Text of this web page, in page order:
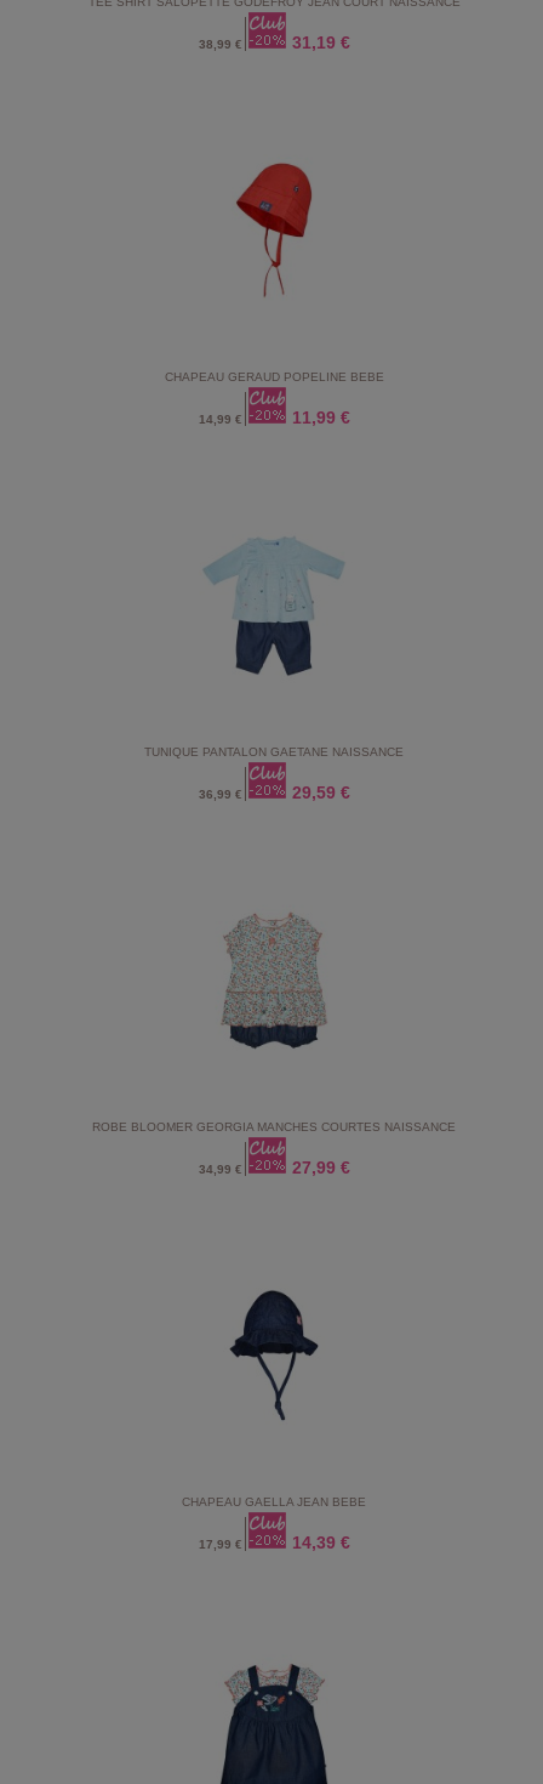
38,99 € 31,19 €
CHAPEAU GERAUD POPELINE BEBE
14,99 € 11,99 €
TUNIQUE PANTALON GAETANE NAISSANCE
36,99 € 29,59 €
ROBE BLOOMER GEORGIA MANCHES COURTES NAISSANCE
34,99 € 27,99 €
CHAPEAU GAELLA JEAN BEBE
17,99 € 14,39 €